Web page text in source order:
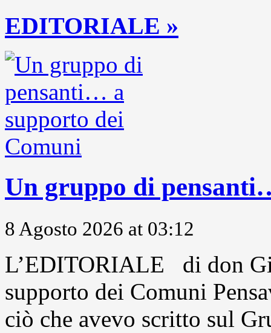
EDITORIALE »
Un gruppo di
8 Agosto 2026 at 03:12
L’EDITORIALE di don
supporto dei Comuni
ciò che avevo scritto sul